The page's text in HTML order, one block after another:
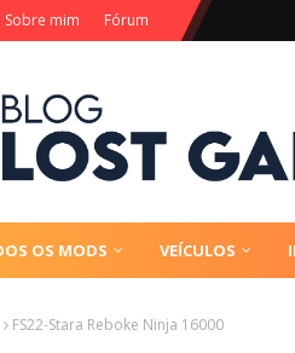
Sobre mim Fórum
OS MODS VEÍCULOS
FS22-Stara Reboke Ninja 16000